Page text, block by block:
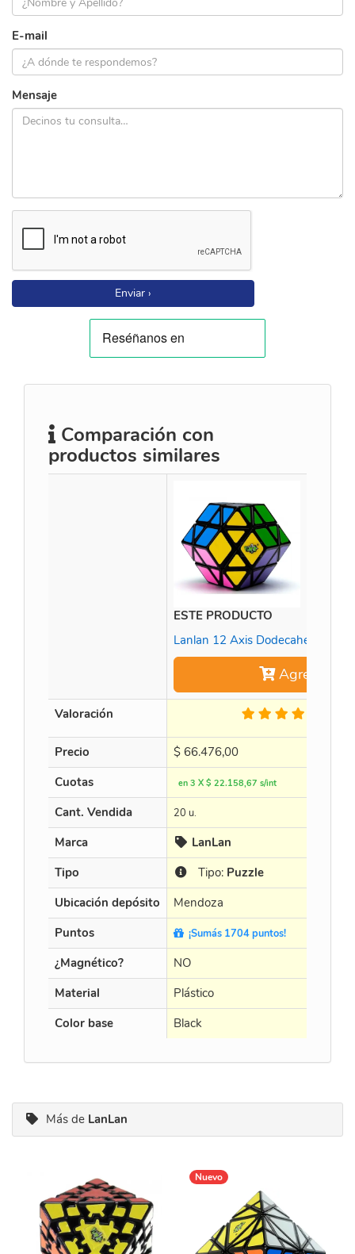
E-mail
Mensaje
Enviar ›
Comparación con
productos similares
ESTE PRODUCTO
Lanlan 12 Axis Dodecahedron
Agregar
Valoración
Precio $ 66.476,00
Cuotas
en 3 X $ 22.158,67 s/int
Cant. Vendida 20 u.
Marca
LanLan
Tipo
Tipo: Puzzle
Ubicación depósito
Mendoza
Puntos
¡Sumás 1704 puntos!
¿Magnético?
NO
Material
Plástico
Color base
Black
Más de LanLan
Nuevo